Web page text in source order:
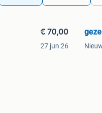
€ 70,00
27 jun 26